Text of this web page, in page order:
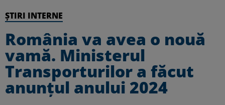
ȘTIRI INTERNE
România va avea o nouă
vamă. Ministerul
Transporturilor a făcut
anunțul anului 2024